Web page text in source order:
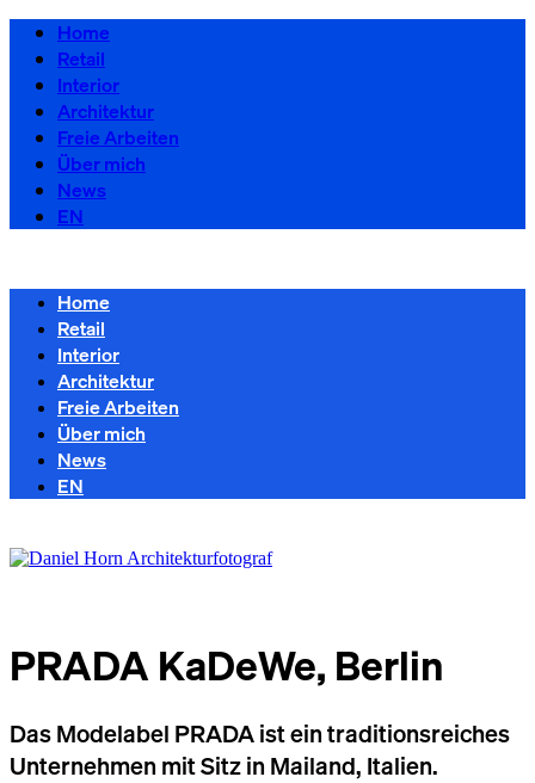
Home
Retail
Interior
Architektur
Freie Arbeiten
Über mich
News
EN
Home
Retail
Interior
Architektur
Freie Arbeiten
Über mich
News
EN
PRADA KaDeWe, Berlin
Das Modelabel PRADA ist ein traditionsreiches
Unternehmen mit Sitz in Mailand, Italien.